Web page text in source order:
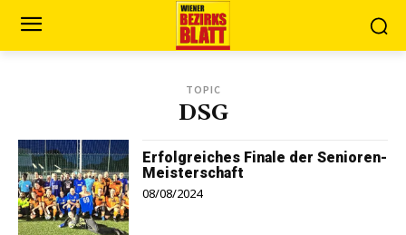
TOPIC
DSG
Erfolgreiches Finale der Senioren-
Meisterschaft
08/08/2024